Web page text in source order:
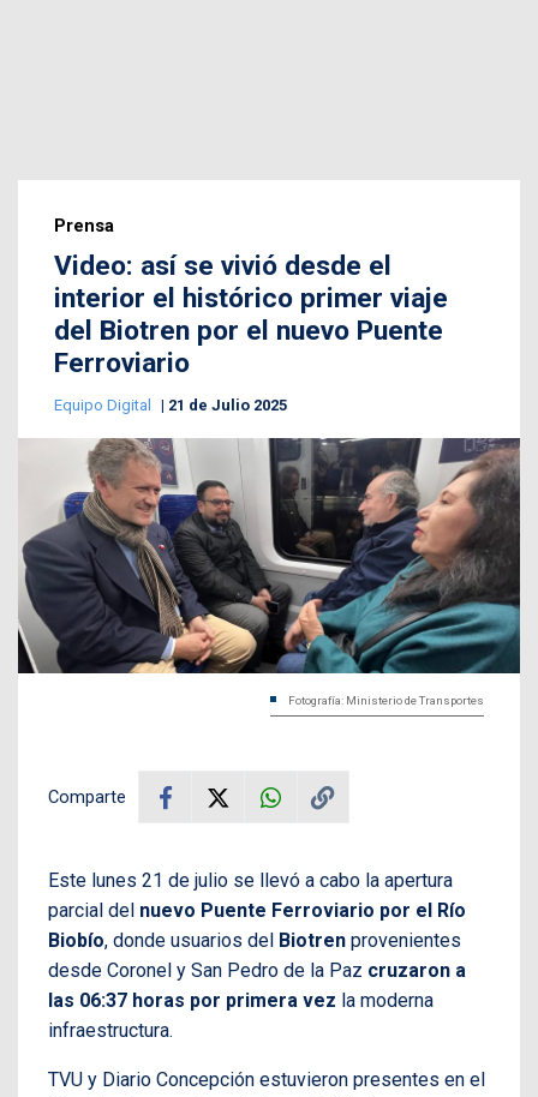
Prensa
Video: así se vivió desde el
interior el histórico primer viaje
del Biotren por el nuevo Puente
Ferroviario
Equipo Digital 21 de Julio 2025
Fotografía: Ministerio de Transportes
Comparte
Este lunes 21 de julio se llevó a cabo la apertura
parcial del nuevo Puente Ferroviario por el Río
Biobío, donde usuarios del Biotren provenientes
desde Coronel y San Pedro de la Paz cruzaron a
las 06:37 horas por primera vez la moderna
infraestructura.
TVU y Diario Concepción estuvieron presentes en el